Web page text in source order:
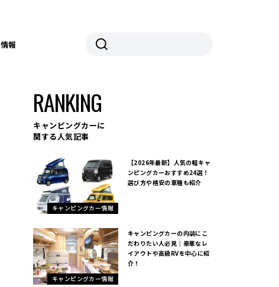
情報
RANKING
キャンピングカーに
関する人気記事
キャンピングカー情報
【2026年最新】人気の軽キャ
ンピングカーおすすめ24選！
選び方や格安の車種も紹介
キャンピングカー情報
キャンピングカーの内装にこ
だわりたい人必見｜豪華なレ
イアウトや高級RVを中心に紹
介！